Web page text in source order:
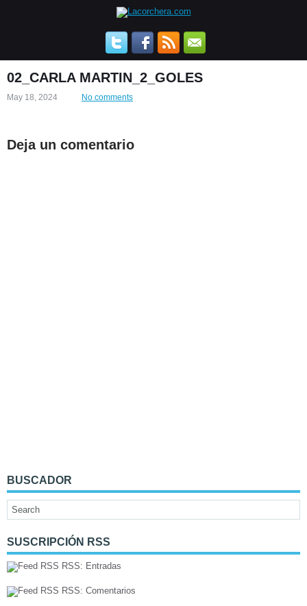
02_CARLA MARTIN_2_GOLES
May 18, 2024 No comments
Deja un comentario
BUSCADOR
SUSCRIPCIÓN RSS
RSS: Entradas
RSS: Comentarios